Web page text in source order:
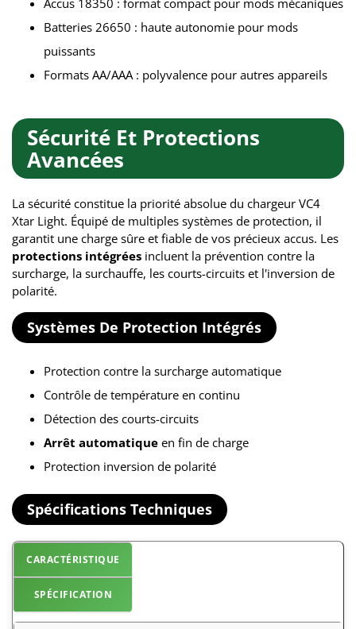
Batteries 26650 : haute autonomie pour mods
puissants
Formats AA/AAA : polyvalence pour autres appareils
Sécurité Et Protections
Avancées
La sécurité constitue la priorité absolue du chargeur VC4
Xtar Light. Équipé de multiples systèmes de protection, il
garantit une charge sûre et fiable de vos précieux accus. Les
protections intégrées incluent la prévention contre la
surcharge, la surchauffe, les courts-circuits et l'inversion de
polarité.
Systèmes De Protection Intégrés
Protection contre la surcharge automatique
Contrôle de température en continu
Détection des courts-circuits
Arrêt automatique en fin de charge
Protection inversion de polarité
Spécifications Techniques
CARACTÉRISTIQUE
SPÉCIFICATION